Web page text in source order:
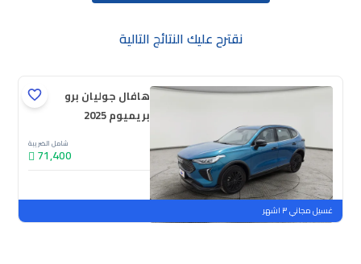
نقترح عليك النتائج التالية
هافال جوليان برو
بريميوم 2025
شامل الضريبة
71,400
جديدة
ملوحة
غسيل مجاني ٣ اشهر